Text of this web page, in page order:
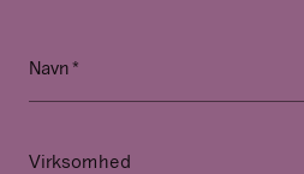
Navn
Virksomhed
Email